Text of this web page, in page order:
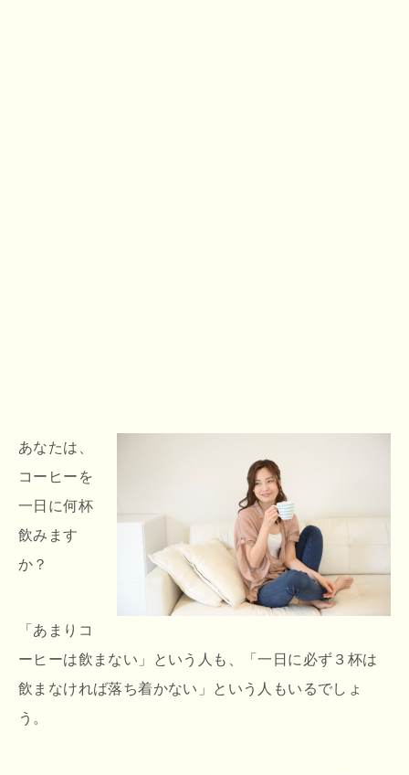
あなたは、
コーヒーを
一日に何杯
飲みます
か？
「あまりコ
ーヒーは飲まない」という人も、「一日に必ず３杯は
飲まなければ落ち着かない」という人もいるでしょ
う。